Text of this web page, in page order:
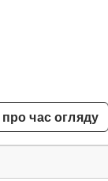
час огляду